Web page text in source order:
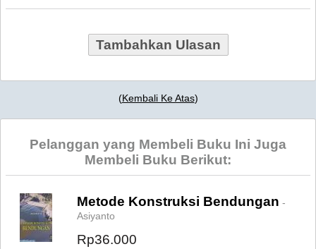
Tambahkan Ulasan
(Kembali Ke Atas)
Pelanggan yang Membeli Buku Ini Juga
Membeli Buku Berikut:
Metode Konstruksi Bendungan -
Asiyanto
Rp36.000